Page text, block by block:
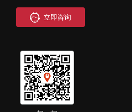
立即咨询